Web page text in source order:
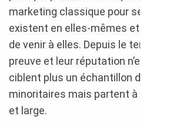
marketing classique pour se faire
existent en elles-mêmes et pour
de venir à elles. Depuis le temps,
preuve et leur réputation n’est plus à
ciblent plus un échantillon
minoritaires mais partent à la
et large.